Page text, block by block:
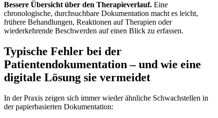
Bessere Übersicht über den Therapieverlauf. Eine
chronologische, durchsuchbare Dokumentation macht es leicht,
frühere Behandlungen, Reaktionen auf Therapien oder
wiederkehrende Beschwerden auf einen Blick zu erfassen.
Typische Fehler bei der
Patientendokumentation – und wie eine
digitale Lösung sie vermeidet
In der Praxis zeigen sich immer wieder ähnliche Schwachstellen in
der papierbasierten Dokumentation: